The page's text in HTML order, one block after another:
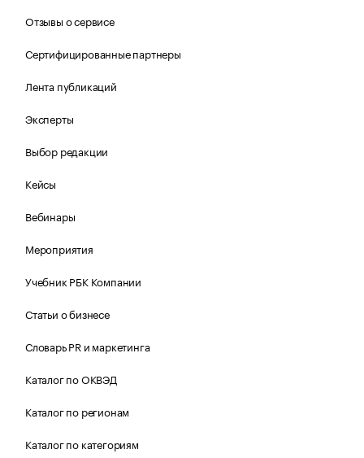
Отзывы о сервисе
Сертифицированные партнеры
Лента публикаций
Эксперты
Выбор редакции
Кейсы
Вебинары
Мероприятия
Учебник РБК Компании
Статьи о бизнесе
Словарь PR и маркетинга
Каталог по ОКВЭД
Каталог по регионам
Каталог по категориям